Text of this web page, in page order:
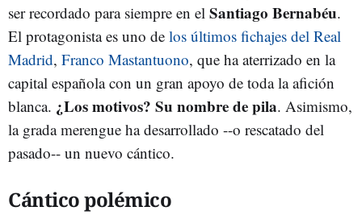
ser recordado para siempre en el Santiago Bernabéu.
El protagonista es uno de los últimos fichajes del Real
Madrid, Franco Mastantuono, que ha aterrizado en la
capital española con un gran apoyo de toda la afición
blanca. ¿Los motivos? Su nombre de pila. Asimismo,
la grada merengue ha desarrollado --o rescatado del
pasado-- un nuevo cántico.
Cántico polémico